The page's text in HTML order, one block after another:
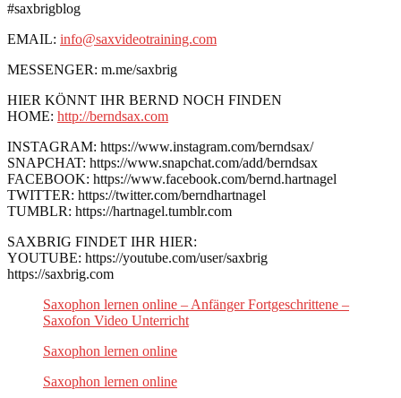
#saxbrigblog
EMAIL: info@saxvideotraining.com
MESSENGER: m.me/saxbrig
HIER KÖNNT IHR BERND NOCH FINDEN
HOME: http://berndsax.com
INSTAGRAM: https://www.instagram.com/berndsax/
SNAPCHAT: https://www.snapchat.com/add/berndsax
FACEBOOK: https://www.facebook.com/bernd.hartnagel
TWITTER: https://twitter.com/berndhartnagel
TUMBLR: https://hartnagel.tumblr.com
SAXBRIG FINDET IHR HIER:
YOUTUBE: https://youtube.com/user/saxbrig
https://saxbrig.com
Saxophon lernen online – Anfänger Fortgeschrittene –
Saxofon Video Unterricht
Saxophon lernen online
Saxophon lernen online